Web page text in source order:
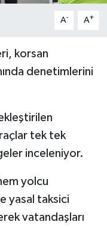
A- A+
korsan
denetimlerini
tek tek
inceleniyor.
yolcu
yasal taksici
vatandaşları